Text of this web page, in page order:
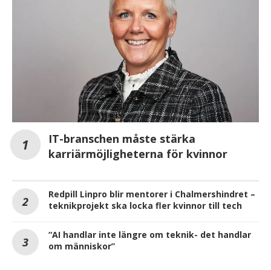
IT-branschen måste stärka
karriärmöjligheterna för kvinnor
Redpill Linpro blir mentorer i Chalmershindret –
teknikprojekt ska locka fler kvinnor till tech
“AI handlar inte längre om teknik- det handlar
om människor”